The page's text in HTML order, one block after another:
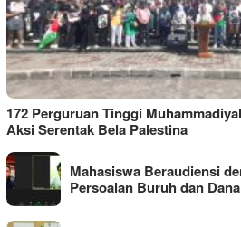
172 Perguruan Tinggi
Aksi Serentak Bela Palestina
Mahasiswa Beraudiensi
Persoalan Buruh dan